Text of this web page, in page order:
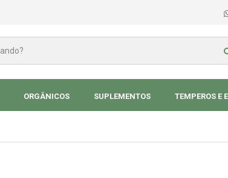
ORGÂNICOS SUPLEMENTOS TEMPEROS E